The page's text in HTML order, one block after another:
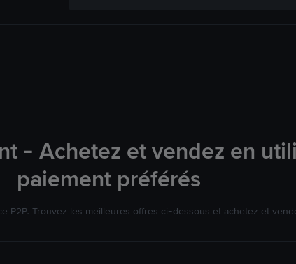
- Achetez et vendez en
paiement préférés
P2P. Trouvez les meilleures offres ci-dessous et achetez et